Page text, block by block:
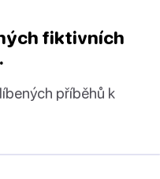
fiktivních
příběhů k